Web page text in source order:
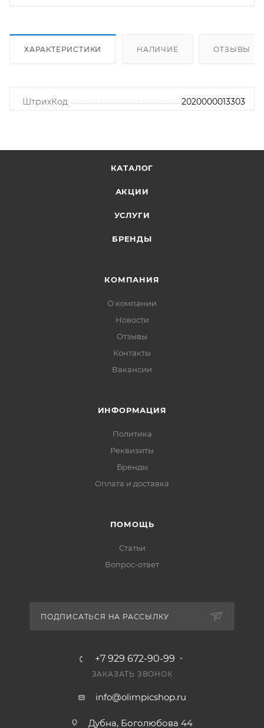
ХАРАКТЕРИСТИКИ НАЛИЧИЕ ОТЗЫВЫ
ШтрихКод 2020000013303
КАТАЛОГ
АКЦИИ
УСЛУГИ
БРЕНДЫ
КОМПАНИЯ
О компании
Новости
Отзывы
Контакты
Вакансии
ИНФОРМАЦИЯ
Политика
Реквизиты
Бренды
Оплата и доставка
ПОМОЩЬ
Статьи
Вопрос-ответ
ПОДПИСАТЬСЯ НА РАССЫЛКУ
+7 929 672-90-99
ЗАКАЗАТЬ ЗВОНОК
info@olimpicshop.ru
Дубна, Боголюбова 44